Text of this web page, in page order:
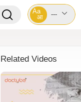
Aa
आ
---
Related Videos